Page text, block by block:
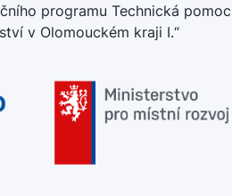
programu Technická pomoc
v Olomouckém kraji I.“